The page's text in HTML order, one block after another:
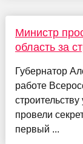
Министр
область за
Губернатор
работе
провели
первый ...